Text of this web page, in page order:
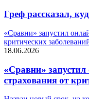
Греф рассказал,
«Сравни» запустил
критических
18.06.2026
«Сравни»
страхования от